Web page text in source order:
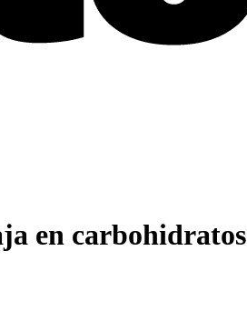
en carbohidratos